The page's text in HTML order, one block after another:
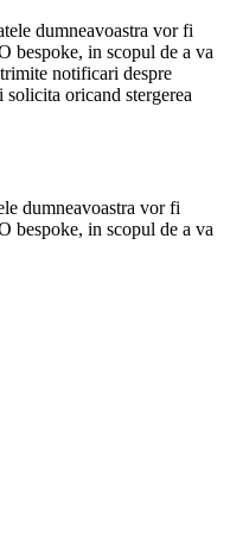
dumneavoastra vor fi
bespoke, in scopul de a va
notificari despre
oricand stergerea
dumneavoastra vor fi
bespoke, in scopul de a va